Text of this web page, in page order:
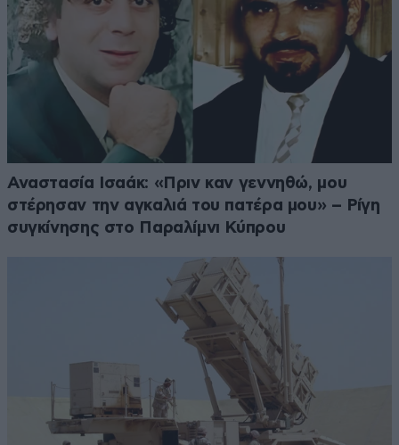
Αναστασία Ισαάκ: «Πριν καν γεννηθώ, μου
στέρησαν την αγκαλιά του πατέρα μου» – Ρίγη
συγκίνησης στο Παραλίμνι Κύπρου